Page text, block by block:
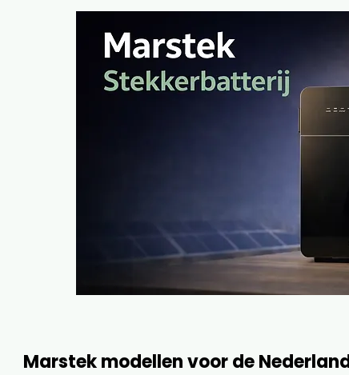
Marstek modellen voor de